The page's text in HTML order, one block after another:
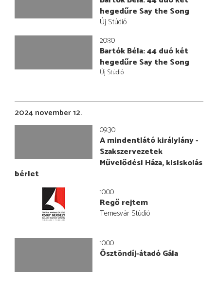
hegedűre Say the Song
Új Stúdió
20:30
Bartók Béla: 44 duó két
hegedűre Say the Song
Új Stúdió
2024 november 12.
09:30
A mindentlátó királylány -
Szakszervezetek
Művelődési Háza, kisiskolás
bérlet
10:00
Regő rejtem
Temesvár Stúdió
10:00
Ösztöndíj-átadó Gála